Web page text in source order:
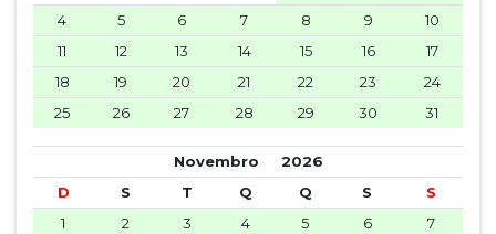
4
5 6 7 8 9
10
11
12 13 14 15 16
17
18
19 20 21 22 23
24
25
26 27 28 29 30 31
Novembro 2026
D
S T Q Q S
S
1
2 3 4 5 6
7